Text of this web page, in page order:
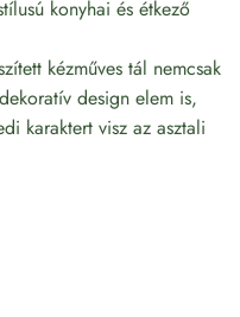
konyhai és étkező
kézműves tál nemcsak
design elem is,
karaktert visz az asztali